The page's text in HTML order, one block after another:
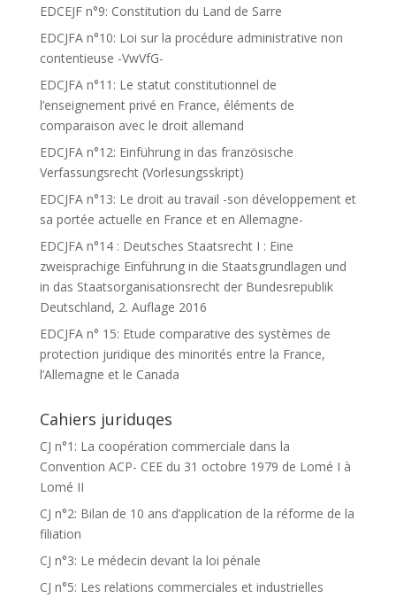
EDCEJF n°9: Constitution du Land de Sarre
EDCJFA n°10: Loi sur la procédure administrative non
contentieuse -VwVfG-
EDCJFA n°11: Le statut constitutionnel de
l’enseignement privé en France, éléments de
comparaison avec le droit allemand
EDCJFA n°12: Einführung in das französische
Verfassungsrecht (Vorlesungsskript)
EDCJFA n°13: Le droit au travail -son développement et
sa portée actuelle en France et en Allemagne-
EDCJFA n°14 : Deutsches Staatsrecht I : Eine
zweisprachige Einführung in die Staatsgrundlagen und
in das Staatsorganisationsrecht der Bundesrepublik
Deutschland, 2. Auflage 2016
EDCJFA n° 15: Etude comparative des systèmes de
protection juridique des minorités entre la France,
l’Allemagne et le Canada
Cahiers juriduqes
CJ n°1: La coopération commerciale dans la
Convention ACP- CEE du 31 octobre 1979 de Lomé I à
Lomé II
CJ n°2: Bilan de 10 ans d’application de la réforme de la
filiation
CJ n°3: Le médecin devant la loi pénale
CJ n°5: Les relations commerciales et industrielles